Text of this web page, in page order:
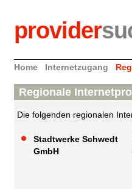
provider
Home Internetzugang
Regionale
Die folgenden regionalen
Stadtwerke Schwedt
GmbH